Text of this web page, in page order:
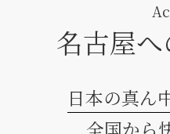
名古屋
日本の真ん
全国から